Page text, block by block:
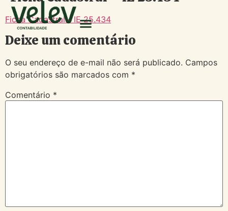
Ficha Cadastral - IE 25.434
Deixe um comentário
O seu endereço de e-mail não será publicado. Campos
obrigatórios são marcados com *
Comentário *